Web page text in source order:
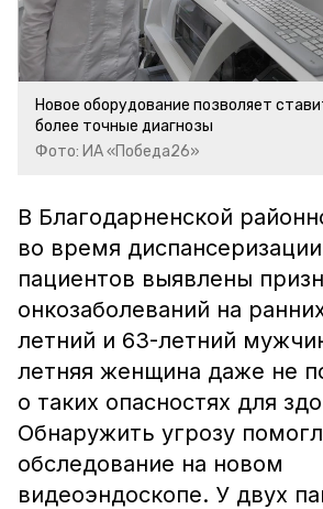
Новое оборудование позволяет
более точные диагнозы
Фото: ИА «Победа26»
В Благодарненской
во время
пациентов выявлены
онкозаболеваний на
летний и 63-летний
летняя женщина даже не
о таких опасностях для
Обнаружить угрозу
обследование на новом
видеоэндоскопе. У двух